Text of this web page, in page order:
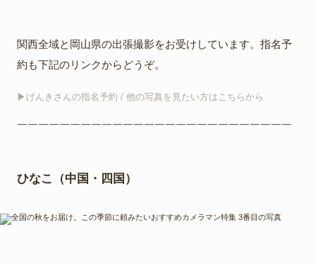
関西全域と岡山県の出張撮影をお受けしています。指名予
約も下記のリンクからどうぞ。
▶︎げんきさんの指名予約 / 他の写真を見たい方はこちらから
￣￣￣￣￣￣￣￣￣￣￣￣￣￣￣￣￣￣￣￣￣￣￣￣￣￣
ひなこ（中国・四国）